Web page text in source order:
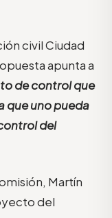
civil Ciudad
apunta a
de control que
que uno pueda
del
Martín
del